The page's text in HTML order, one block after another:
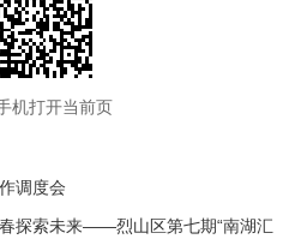
机打开当前页
调度会
探索未来——烈山区第七期“南湖汇